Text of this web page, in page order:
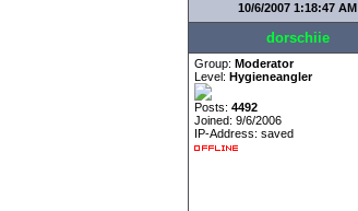
10/6/2007 1:18:47 AM
dorschiie
Group: Moderator
Level: Hygieneangler
Posts: 4492
Joined: 9/6/2006
IP-Address: saved